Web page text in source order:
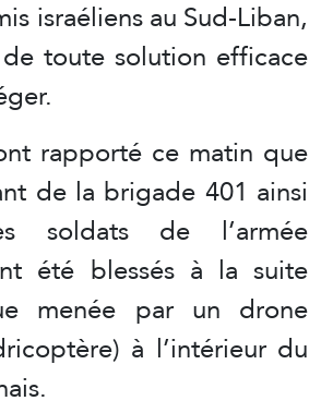
israéliens au Sud-Liban,
toute solution efficace
rapporté ce matin que
de la brigade 401 ainsi
soldats de l’armée
été blessés à la suite
menée par un drone
à l’intérieur du